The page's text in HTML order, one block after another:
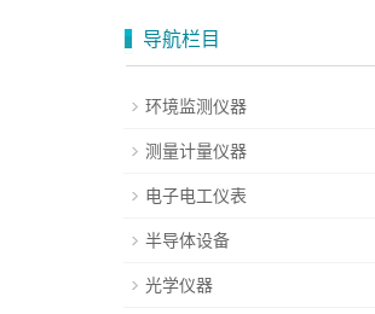
导航栏目
环境监测仪器
测量计量仪器
电子电工仪表
半导体设备
光学仪器